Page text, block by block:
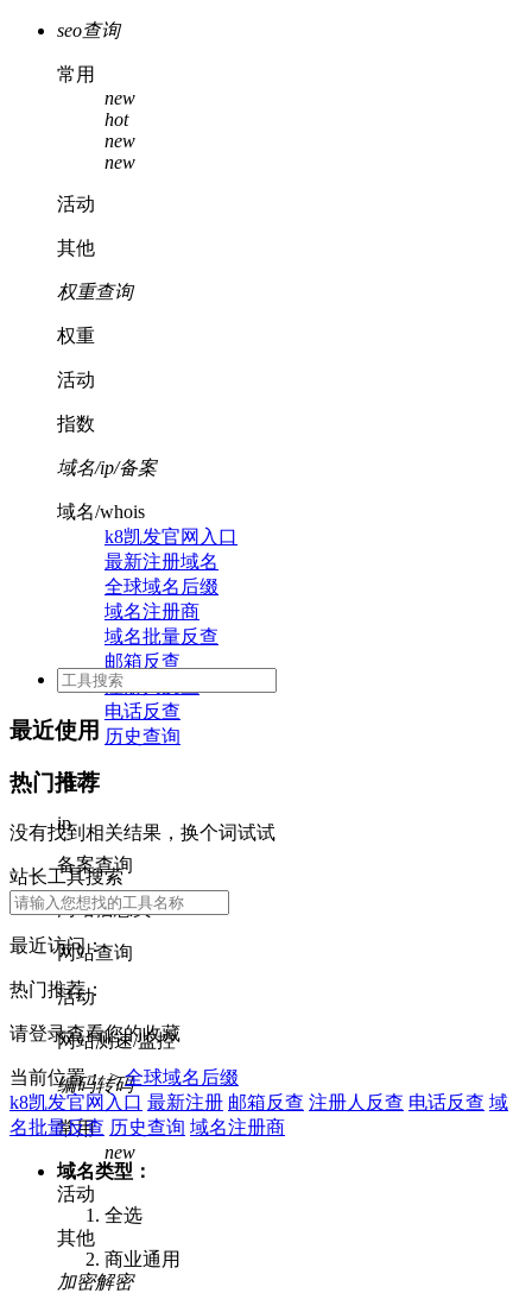
seo查询
常用
new
hot
new
new
活动
其他
权重查询
权重
活动
指数
域名/ip/备案
域名/whois
k8凯发官网入口
最新注册域名
全球域名后缀
域名注册商
域名批量反查
邮箱反查
注册人反查
电话反查
历史查询
活动
ip
备案查询
网站信息类
网站查询
活动
网站测速/监控
编码转码
常用
new
活动
其他
加密解密
最近使用
热门推荐
没有找到相关结果，换个词试试
站长工具搜索
最近访问：
热门推荐：
请登录查看您的收藏
当前位置： >全球域名后缀
k8凯发官网入口 最新注册 邮箱反查 注册人反查 电话反查 域
名批量反查 历史查询 域名注册商
域名类型：
全选
商业通用